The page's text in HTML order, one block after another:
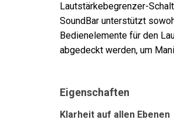
Lautstärkebegrenzer-
SoundBar unterstützt
Bedienelemente für den
abgedeckt werden, um
Eigenschaften
Klarheit auf allen Ebenen